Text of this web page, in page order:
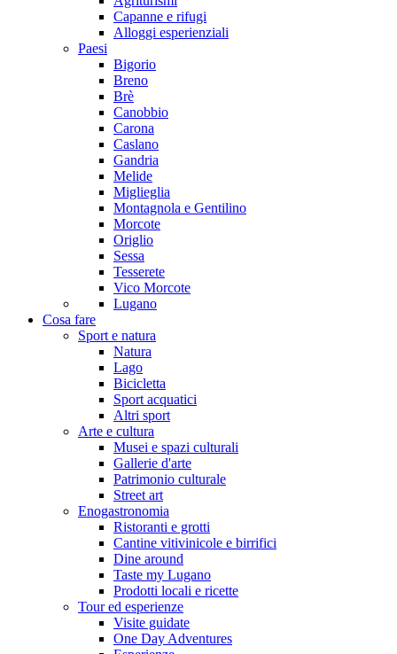
Capanne e rifugi
Alloggi esperienziali
Paesi
Bigorio
Breno
Brè
Canobbio
Carona
Caslano
Gandria
Melide
Miglieglia
Montagnola e Gentilino
Morcote
Origlio
Sessa
Tesserete
Vico Morcote
Lugano
Cosa fare
Sport e natura
Natura
Lago
Bicicletta
Sport acquatici
Altri sport
Arte e cultura
Musei e spazi culturali
Gallerie d'arte
Patrimonio culturale
Street art
Enogastronomia
Ristoranti e grotti
Cantine vitivinicole e birrifici
Dine around
Taste my Lugano
Prodotti locali e ricette
Tour ed esperienze
Visite guidate
One Day Adventures